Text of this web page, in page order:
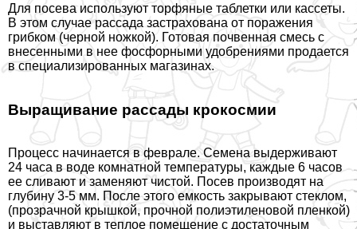
Для посева используют торфяные таблетки или кассеты.
В этом случае рассада застрахована от поражения
грибком (черной ножкой). Готовая почвенная смесь с
внесенными в нее фосфорными удобрениями продается
в специализированных магазинах.
Выращивание рассады крокосмии
Процесс начинается в феврале. Семена выдерживают
24 часа в воде комнатной температуры, каждые 6 часов
ее сливают и заменяют чистой. Посев производят на
глубину 3-5 мм. После этого емкость закрывают стеклом,
(прозрачной крышкой, прочной полиэтиленовой пленкой)
и выставляют в теплое помещение с достаточным